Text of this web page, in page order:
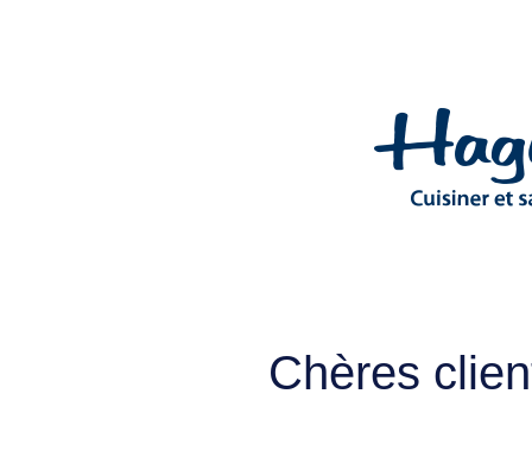
Chères